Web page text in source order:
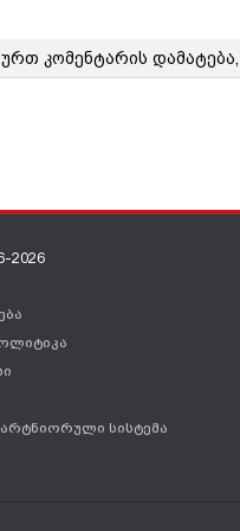
კომენტარის
2026
სისტემა